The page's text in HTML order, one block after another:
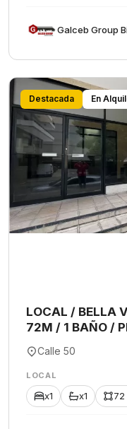
Destacada En
LOCAL / BELLA
72M / 1 BAÑO /
Calle 50
LOCAL
x1 x1 72